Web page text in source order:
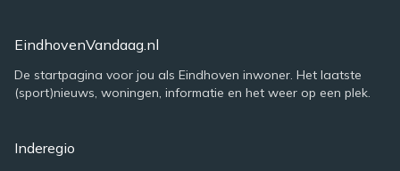
EindhovenVandaag.nl
De startpagina voor jou als Eindhoven inwoner. Het laatste
(sport)nieuws, woningen, informatie en het weer op een plek.
Inderegio